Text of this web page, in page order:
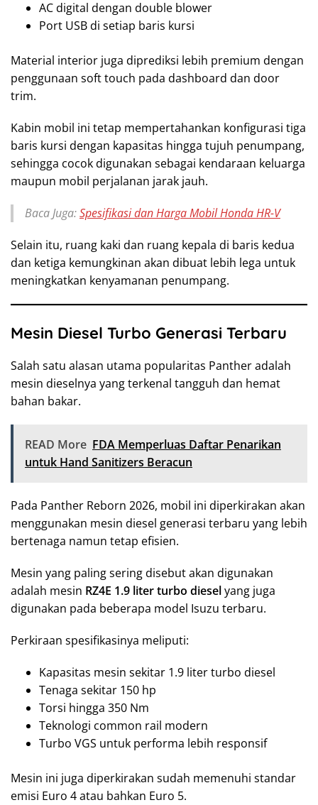
AC digital dengan double blower
Port USB di setiap baris kursi
Material interior juga diprediksi lebih premium dengan
penggunaan soft touch pada dashboard dan door
trim.
Kabin mobil ini tetap mempertahankan konfigurasi tiga
baris kursi dengan kapasitas hingga tujuh penumpang,
sehingga cocok digunakan sebagai kendaraan keluarga
maupun mobil perjalanan jarak jauh.
Baca Juga:Spesifikasi dan Harga Mobil Honda HR-V
Selain itu, ruang kaki dan ruang kepala di baris kedua
dan ketiga kemungkinan akan dibuat lebih lega untuk
meningkatkan kenyamanan penumpang.
Mesin Diesel Turbo Generasi Terbaru
Salah satu alasan utama popularitas Panther adalah
mesin dieselnya yang terkenal tangguh dan hemat
bahan bakar.
READ More FDA Memperluas Daftar Penarikan
untuk Hand Sanitizers Beracun
Pada Panther Reborn 2026, mobil ini diperkirakan akan
menggunakan mesin diesel generasi terbaru yang lebih
bertenaga namun tetap efisien.
Mesin yang paling sering disebut akan digunakan
adalah mesin RZ4E 1.9 liter turbo dieselyang juga
digunakan pada beberapa model Isuzu terbaru.
Perkiraan spesifikasinya meliputi:
Kapasitas mesin sekitar 1.9 liter turbo diesel
Tenaga sekitar 150 hp
Torsi hingga 350 Nm
Teknologi common rail modern
Turbo VGS untuk performa lebih responsif
Mesin ini juga diperkirakan sudah memenuhi standar
emisi Euro 4 atau bahkan Euro 5.